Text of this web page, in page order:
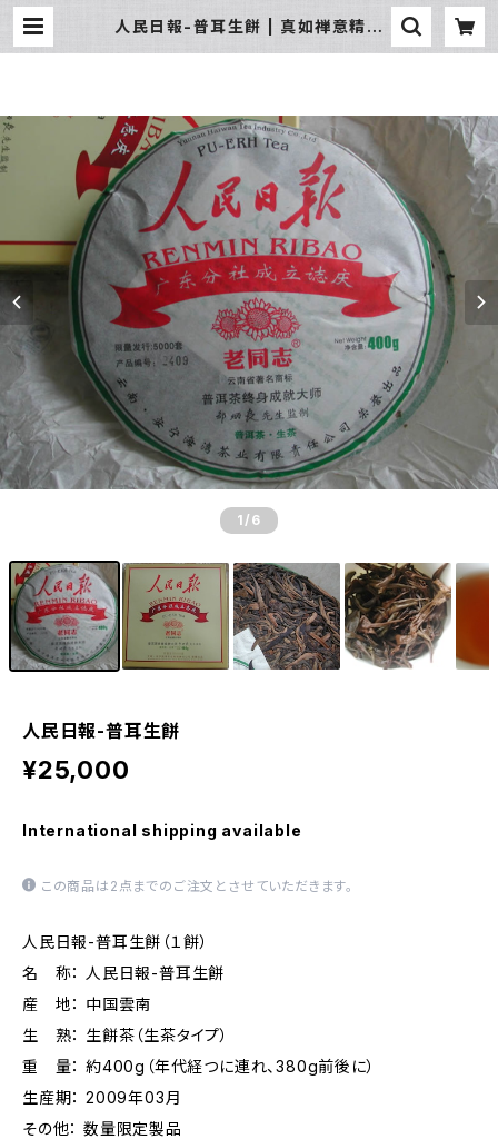
人民日報-普耳生餅 | 真如禅意精品
1 /6
人民日報-普耳生餅
¥25,000
International shipping available
この商品は2点までのご注文とさせていただきます。
人民日報-普耳生餅（１餅）
名 称： 人民日報-普耳生餅
産 地： 中国雲南
生 熟： 生餅茶（生茶タイプ）
重 量： 約400g（年代経つに連れ、380g前後に）
生産期： 2009年03月
その他： 数量限定製品